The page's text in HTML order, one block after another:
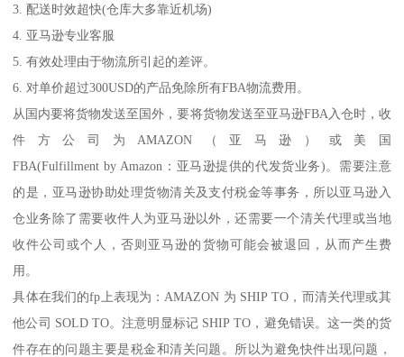
3. 配送时效超快(仓库大多靠近机场)
4. 亚马逊专业客服
5. 有效处理由于物流所引起的差评。
6. 对单价超过300USD的产品免除所有FBA物流费用。
从国内要将货物发送至国外，要将货物发送至亚马逊FBA入仓时，收
件方公司为AMAZON（亚马逊）或美国
FBA(Fulfillment by Amazon：亚马逊提供的代发货业务)。需要注意
的是，亚马逊协助处理货物清关及支付税金等事务，所以亚马逊入
仓业务除了需要收件人为亚马逊以外，还需要一个清关代理或当地
收件公司或个人，否则亚马逊的货物可能会被退回，从而产生费
用。
具体在我们的fp上表现为：AMAZON 为 SHIP TO，而清关代理或其
他公司 SOLD TO。注意明显标记 SHIP TO，避免错误。这一类的货
件存在的问题主要是税金和清关问题。所以为避免快件出现问题，